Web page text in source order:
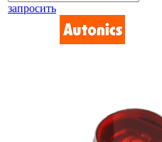
запросить